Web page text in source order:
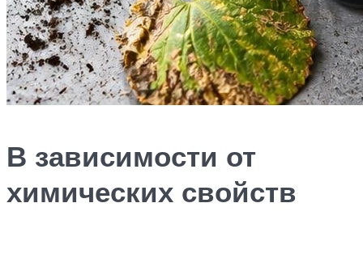
В зависимости от
химических свойств